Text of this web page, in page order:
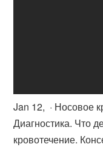
Jan 12, · Носовое
Диагностика. Что
кровотечение.